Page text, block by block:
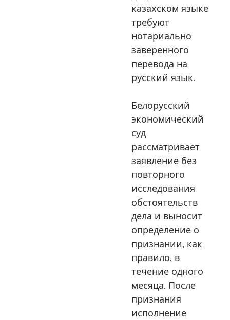
казахском языке
требуют
нотариально
заверенного
перевода на
русский язык.
Белорусский
экономический
суд
рассматривает
заявление без
повторного
исследования
обстоятельств
дела и выносит
определение о
признании, как
правило, в
течение одного
месяца. После
признания
исполнение